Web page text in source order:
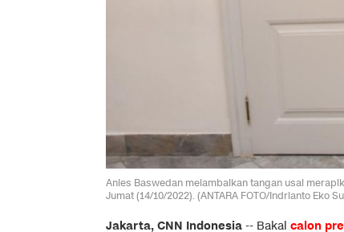
Anies Baswedan melambaikan tangan usai
Jumat (14/10/2022). (ANTARA FOTO/Indrianto Eko
Jakarta, CNN Indonesia -- Bakal calon